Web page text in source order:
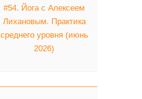
#54. Йога с Алексеем
Лихановым. Практика
среднего уровня (июнь
2026)